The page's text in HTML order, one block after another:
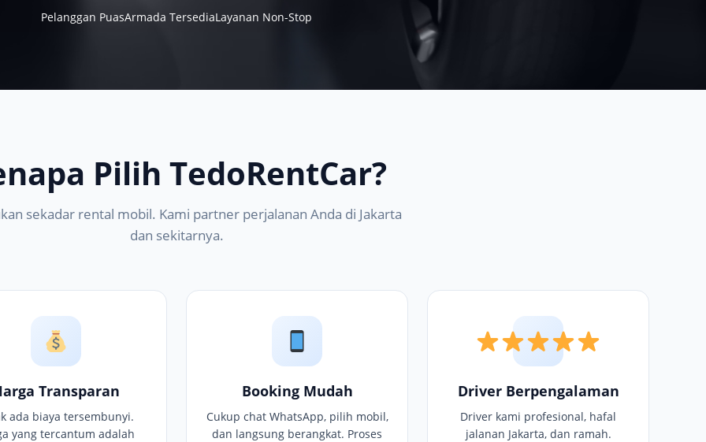
Pelanggan PuasArmada TersediaLayanan Non-Stop
Pilih TedoRentCar?
sekadar rental mobil. Kami partner perjalanan Anda di Jakarta
dan sekitarnya.
Transparan
ada biaya tersembunyi.
yang tercantum adalah
Booking Mudah
Cukup chat WhatsApp, pilih mobil,
dan langsung berangkat. Proses
Driver Berpengalaman
Driver kami profesional, hafal
jalanan Jakarta, dan ramah.